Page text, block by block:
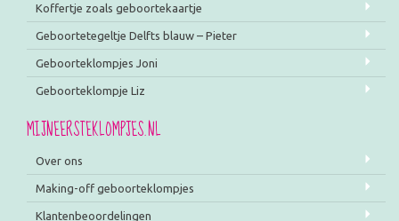
Koffertje zoals geboortekaartje
Geboortetegeltje Delfts blauw – Pieter
Geboorteklompjes Joni
Geboorteklompje Liz
MIJNEERSTEKLOMPJES.NL
Over ons
Making-off geboorteklompjes
Klantenbeoordelingen